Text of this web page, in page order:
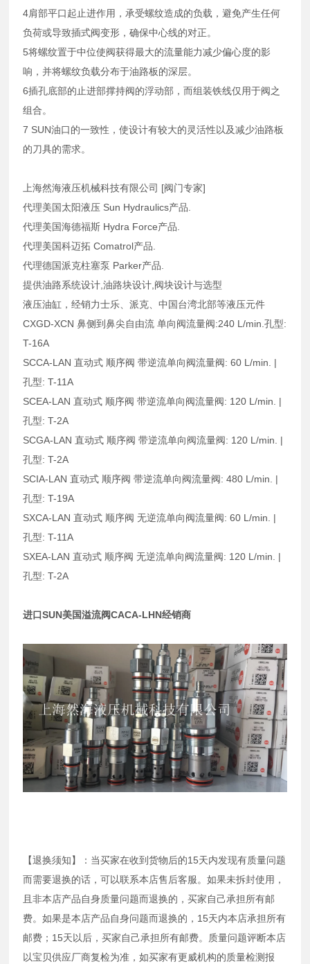
4肩部平口起止进作用，承受螺纹造成的负载，避免产生任何
负荷或导致插式阀变形，确保中心线的对正。
5将螺纹置于中位使阀获得最大的流量能力减少偏心度的影
响，并将螺纹负载分布于油路板的深层。
6插孔底部的止进部撑持阀的浮动部，而组装铁线仅用于阀之
组合。
7 SUN油口的一致性，使设计有较大的灵活性以及减少油路板
的刀具的需求。
上海然海液压机械科技有限公司 [阀门专家]
代理美国太阳液压 Sun Hydraulics产品.
代理美国海德福斯 Hydra Force产品.
代理美国科迈拓 Comatrol产品.
代理德国派克柱塞泵 Parker产品.
提供油路系统设计,油路块设计,阀块设计与选型
液压油缸，经销力士乐、派克、中国台湾北部等液压元件
CXGD-XCN 鼻侧到鼻尖自由流 单向阀流量阀:240 L/min.孔型:
T-16A
SCCA-LAN 直动式 顺序阀 带逆流单向阀流量阀: 60 L/min. |
孔型: T-11A
SCEA-LAN 直动式 顺序阀 带逆流单向阀流量阀: 120 L/min. |
孔型: T-2A
SCGA-LAN 直动式 顺序阀 带逆流单向阀流量阀: 120 L/min. |
孔型: T-2A
SCIA-LAN 直动式 顺序阀 带逆流单向阀流量阀: 480 L/min. |
孔型: T-19A
SXCA-LAN 直动式 顺序阀 无逆流单向阀流量阀: 60 L/min. |
孔型: T-11A
SXEA-LAN 直动式 顺序阀 无逆流单向阀流量阀: 120 L/min. |
孔型: T-2A
进口SUN美国溢流阀CACA-LHN经销商
【退换须知】：当买家在收到货物后的15天内发现有质量问题
而需要退换的话，可以联系本店售后客服。如果未拆封使用，
且非本店产品自身质量问题而退换的，买家自己承担所有邮
费。如果是本店产品自身问题而退换的，15天内本店承担所有
邮费；15天以后，买家自己承担所有邮费。质量问题评断本店
以宝贝供应厂商复检为准，如买家有更威机构的质量检测报